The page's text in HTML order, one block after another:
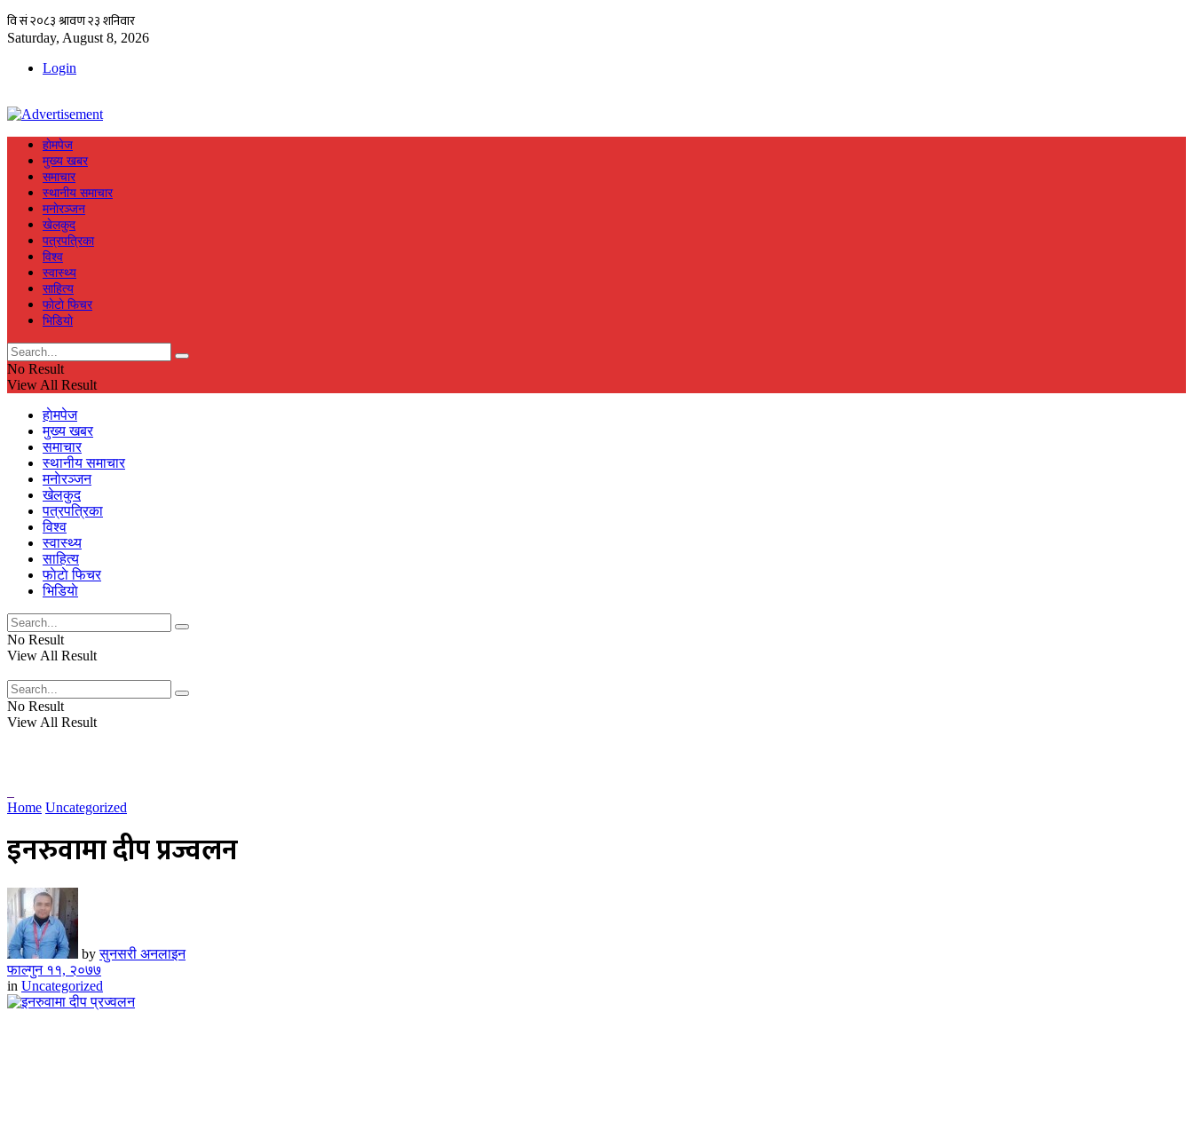
Saturday, August 8, 2026
Login
हाेमपेज
मुख्य खबर
समाचार
स्थानीय समाचार
मनाेरञ्जन
खेलकुद
पत्रपत्रिका
विश्व
स्वास्थ्य
साहित्य
फाेटाे फिचर
भिडियाे
No Result
View All Result
हाेमपेज
मुख्य खबर
समाचार
स्थानीय समाचार
मनाेरञ्जन
खेलकुद
पत्रपत्रिका
विश्व
स्वास्थ्य
साहित्य
फाेटाे फिचर
भिडियाे
No Result
View All Result
No Result
View All Result
Home Uncategorized
इनरुवामा दीप प्रज्वलन
by सुनसरी अनलाइन
फाल्गुन ११, २०७७
in Uncategorized